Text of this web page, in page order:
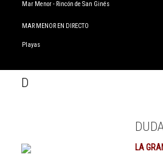
Mar Menor - Rincón de San Ginés
MAR MENOR EN DIRECTO
Playas
D
LA